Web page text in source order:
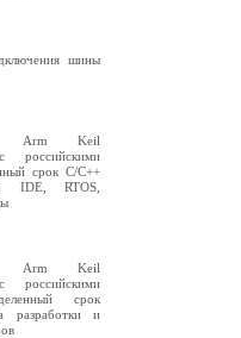
шины
Arm Keil
российскими
срок C/C++
IDE, RTOS,
Arm Keil
российскими
срок
разработки и